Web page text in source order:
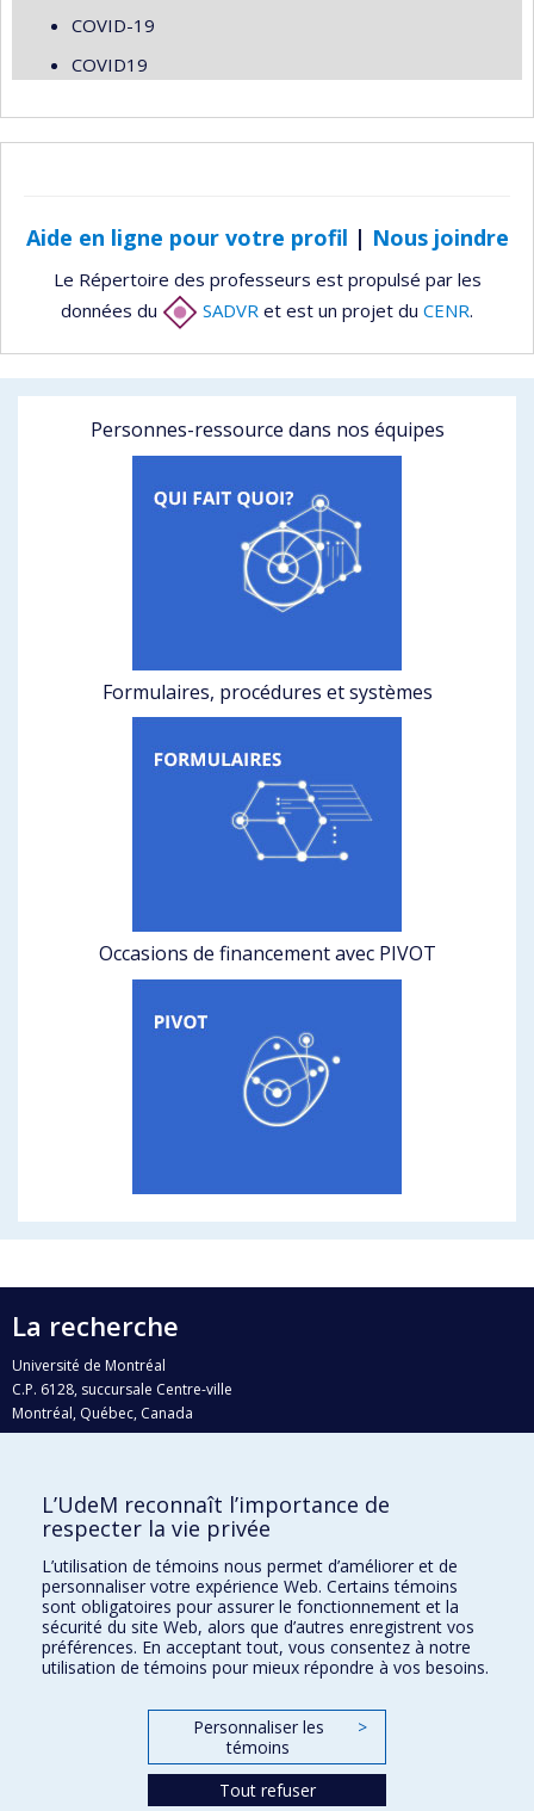
COVID-19
COVID19
Aide en ligne pour votre profil | Nous joindre
Le Répertoire des professeurs est propulsé par les
données du
SADVR et est un projet du CENR.
Personnes-ressource dans nos équipes
Formulaires, procédures et systèmes
Occasions de financement avec PIVOT
La recherche
Université de Montréal
C.P. 6128, succursale Centre-ville
Montréal, Québec, Canada
H3C 3J7
Qui fait quoi?
Nous trouver
Plan du site
Accessibilité
L’UdeM reconnaît l’importance de
respecter la vie privée
L’utilisation de témoins nous permet d’améliorer et de
personnaliser votre expérience Web. Certains témoins
sont obligatoires pour assurer le fonctionnement et la
sécurité du site Web, alors que d’autres enregistrent vos
préférences. En acceptant tout, vous consentez à notre
utilisation de témoins pour mieux répondre à vos besoins.
Personnaliser les
témoins
>
Tout refuser